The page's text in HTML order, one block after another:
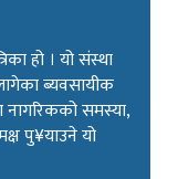
हो । यो संस्था
ब्यवसायीक
नागरिकको समस्या,
पु¥याउने यो